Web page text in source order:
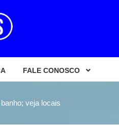
FALE CONOSCO
veja locais